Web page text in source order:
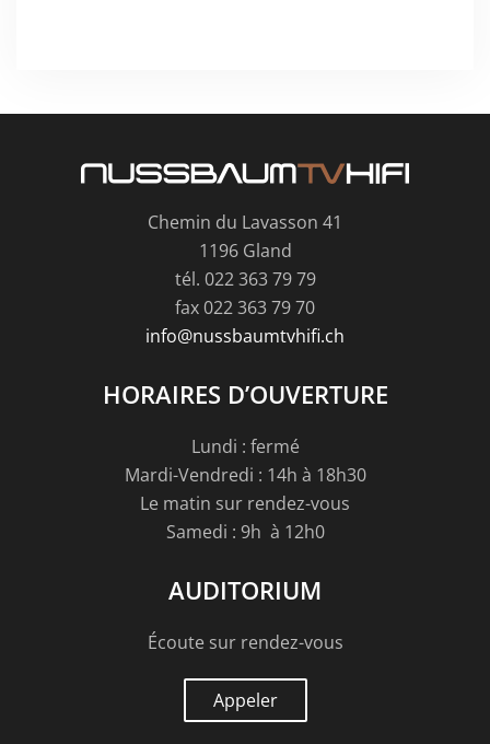
Chemin du Lavasson 41
1196 Gland
tél. 022 363 79 79
fax 022 363 79 70
info@nussbaumtvhifi.ch
HORAIRES D’OUVERTURE
Lundi : fermé
Mardi-Vendredi : 14h à 18h30
Le matin sur rendez-vous
Samedi : 9h à 12h0
AUDITORIUM
Écoute sur rendez-vous
Appeler